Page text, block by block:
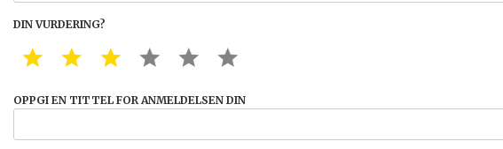
DIN VURDERING?
1 STAR2 STAR3 STAR4 STAR5 STAR
OPPGI EN TITTEL FOR ANMELDELSEN DIN